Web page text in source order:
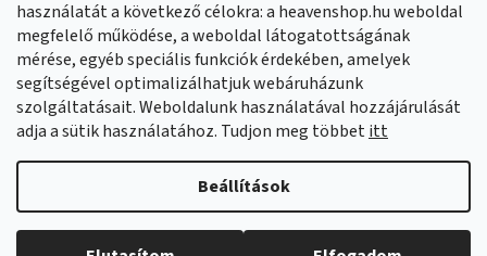
használatát a következő célokra: a heavenshop.hu weboldal
megfelelő működése, a weboldal látogatottságának
mérése, egyéb speciális funkciók érdekében, amelyek
segítségével optimalizálhatjuk webáruházunk
szolgáltatásait. Weboldalunk használatával hozzájárulását
adja a sütik használatához. Tudjon meg többetitt
Beállítások
Eredményeink